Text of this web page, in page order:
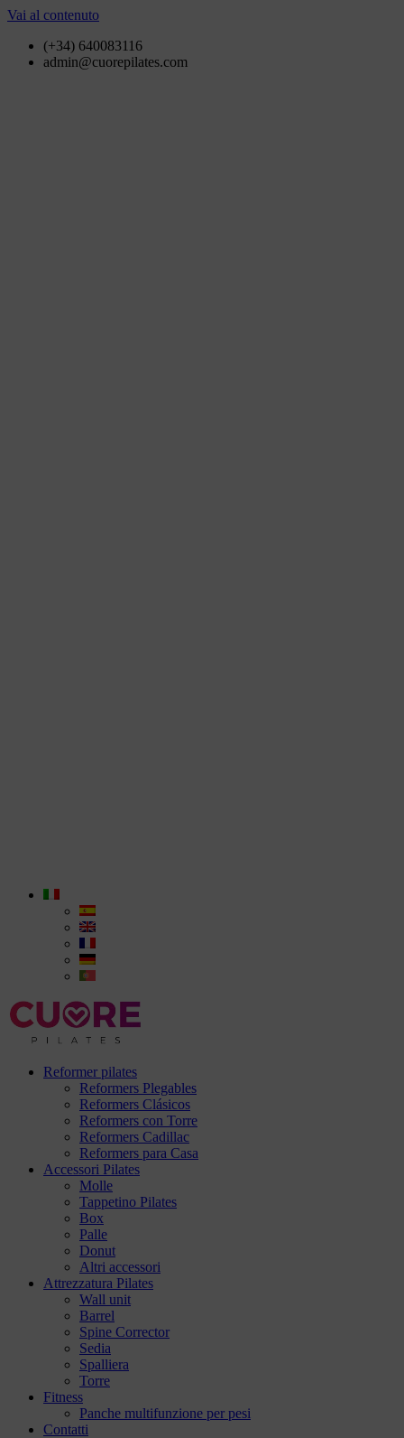
Vai al contenuto
(+34) 640083116
admin@cuorepilates.com
Reformer pilates
Reformers Plegables
Reformers Clásicos
Reformers con Torre
Reformers Cadillac
Reformers para Casa
Accessori Pilates
Molle
Tappetino Pilates
Box
Palle
Donut
Altri accessori
Attrezzatura Pilates
Wall unit
Barrel
Spine Corrector
Sedia
Spalliera
Torre
Fitness
Panche multifunzione per pesi
Contatti